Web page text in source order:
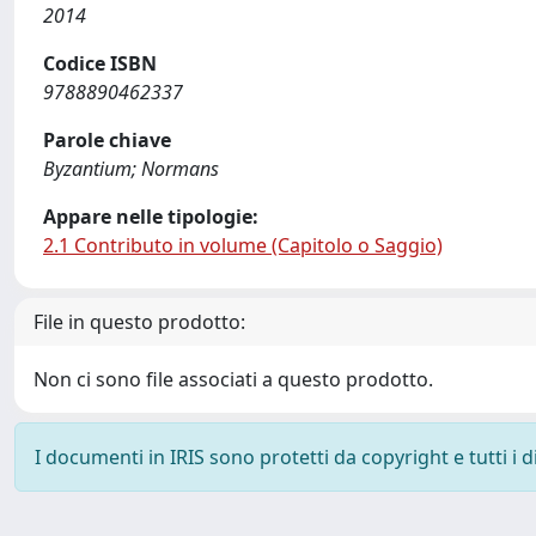
2014
Codice ISBN
9788890462337
Parole chiave
Byzantium; Normans
Appare nelle tipologie:
2.1 Contributo in volume (Capitolo o Saggio)
File in questo prodotto:
Non ci sono file associati a questo prodotto.
I documenti in IRIS sono protetti da copyright e tutti i